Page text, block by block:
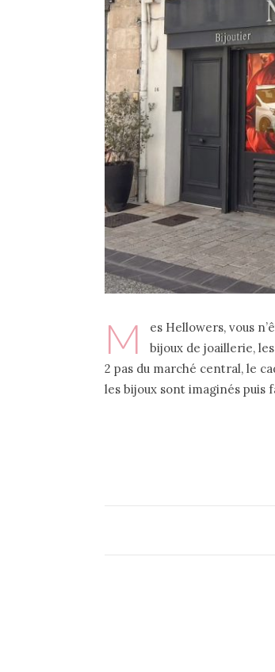
M
es Hellowers, vous
bijoux de joaillerie,
2 pas du marché central, le
les bijoux sont imaginés puis